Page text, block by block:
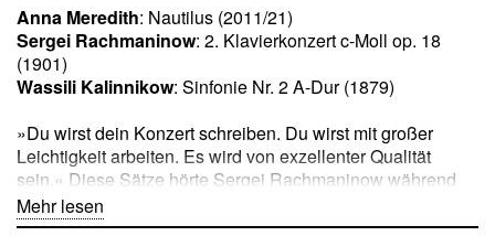
Anna Meredith: Nautilus (2011/21)
Sergei Rachmaninow: 2. Klavierkonzert c-Moll op. 18
(1901)
Wassili Kalinnikow: Sinfonie Nr. 2 A-Dur (1879)
»Du wirst dein Konzert schreiben. Du wirst mit großer
Leichtigkeit arbeiten. Es wird von exzellenter Qualität
sein.« Diese Sätze hörte Sergei Rachmaninow während
einer ungewöhnlichen Therapie immer wieder. Ein
Neurologe versuchte, den Komponisten mithilfe von
Mehr lesen